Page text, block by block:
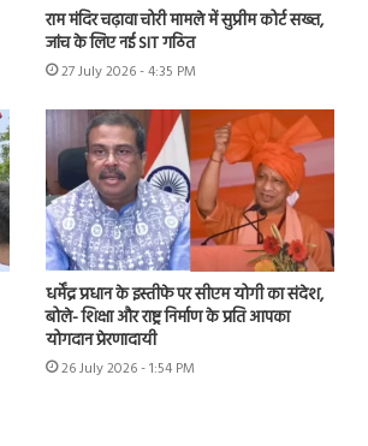
राम मंदिर चढ़ावा चोरी मामले में सुप्रीम कोर्ट सख्त,
जांच के लिए नई SIT गठित
27 July 2026 - 4:35 PM
धर्मेंद्र प्रधान के इस्तीफे पर सीएम योगी का संदेश,
बोले- शिक्षा और राष्ट्र निर्माण के प्रति आपका
योगदान प्रेरणादायी
26 July 2026 - 1:54 PM